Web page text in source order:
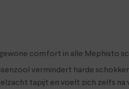
comfort in alle Mephisto
vermindert harde
tapijt en voelt zich zelfs